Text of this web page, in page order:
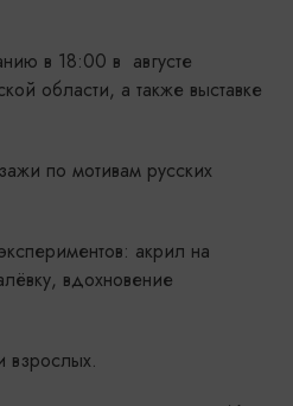
в 18:00 в августе
области, а также выставке
по мотивам русских
акрил на
вдохновение
взрослых.